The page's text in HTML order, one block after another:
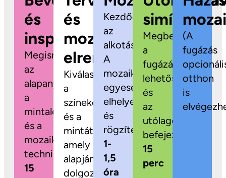
és
inspiráció
Megismerkedsz
az
alapanyagokkal,
a
mintalehetőségekkel
és a
mozaikozás
technikájával.
15
és
mozaikok
elrendezése
Kiválaszthatod
a
színeket
és a
mintát,
amely
alapján
dolgozni
Kezdődhet
az
alkotás!
A
mozaikdarabokat
egyesével
elhelyezed
és
rögzíted.
1-
1,5
óra
simítások
Megbeszéljük
a
fugázási
lehetőségeket
és
az
utólagos
befejezést.
15
perc
(A
fugázás
otthon
is